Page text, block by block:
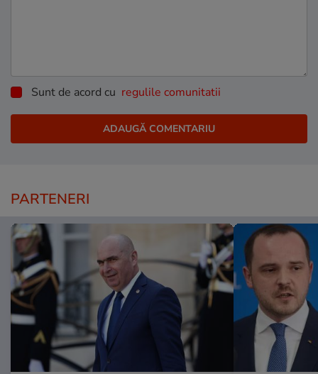
Sunt de acord cu regulile comunitatii
PARTENERI